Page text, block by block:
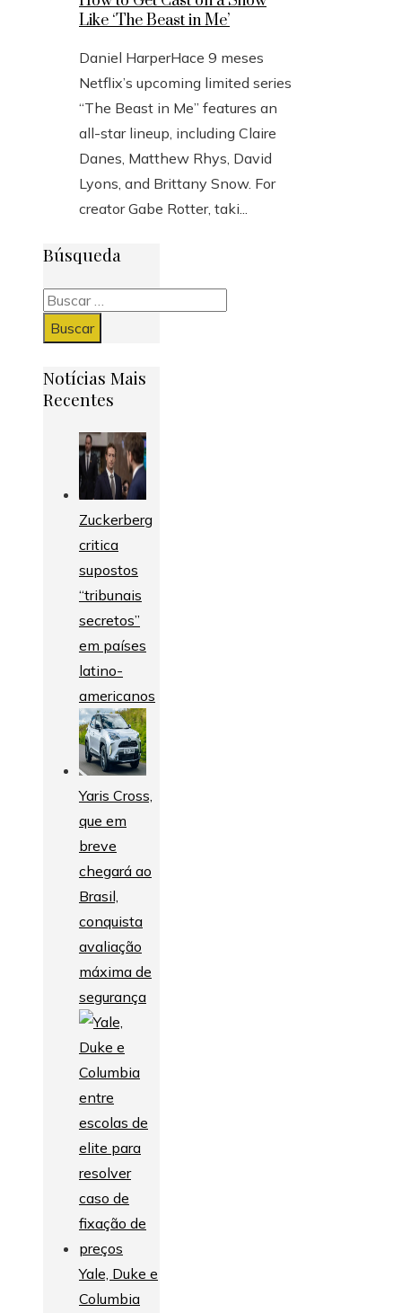
Like ‘The Beast in Me’
Daniel HarperHace 9 meses
Netflix’s upcoming limited series
“The Beast in Me” features an
all-star lineup, including Claire
Danes, Matthew Rhys, David
Lyons, and Brittany Snow. For
creator Gabe Rotter, taki...
Búsqueda
Buscar:
Notícias Mais
Recentes
Zuckerberg
critica
supostos
“tribunais
secretos”
em países
latino-
americanos
Yaris Cross,
que em
breve
chegará ao
Brasil,
conquista
avaliação
máxima de
segurança
Yale, Duke e
Columbia